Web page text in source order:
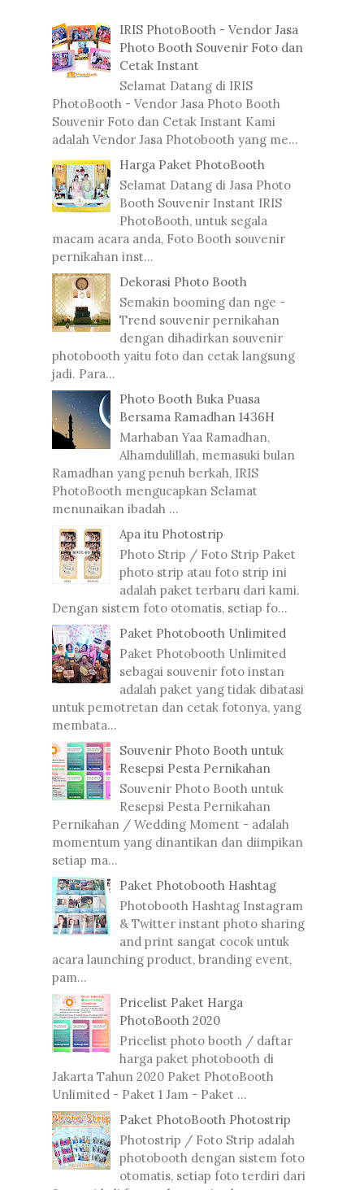
IRIS PhotoBooth - Vendor Jasa
Photo Booth Souvenir Foto dan
Cetak Instant
Selamat Datang di IRIS
PhotoBooth - Vendor Jasa Photo Booth
Souvenir Foto dan Cetak Instant Kami
adalah Vendor Jasa Photobooth yang me...
Harga Paket PhotoBooth
Selamat Datang di Jasa Photo
Booth Souvenir Instant IRIS
PhotoBooth, untuk segala
macam acara anda, Foto Booth souvenir
pernikahan inst...
Dekorasi Photo Booth
Semakin booming dan nge -
Trend souvenir pernikahan
dengan dihadirkan souvenir
photobooth yaitu foto dan cetak langsung
jadi. Para...
Photo Booth Buka Puasa
Bersama Ramadhan 1436H
Marhaban Yaa Ramadhan,
Alhamdulillah, memasuki bulan
Ramadhan yang penuh berkah, IRIS
PhotoBooth mengucapkan Selamat
menunaikan ibadah ...
Apa itu Photostrip
Photo Strip / Foto Strip Paket
photo strip atau foto strip ini
adalah paket terbaru dari kami.
Dengan sistem foto otomatis, setiap fo...
Paket Photobooth Unlimited
Paket Photobooth Unlimited
sebagai souvenir foto instan
adalah paket yang tidak dibatasi
untuk pemotretan dan cetak fotonya, yang
membata...
Souvenir Photo Booth untuk
Resepsi Pesta Pernikahan
Souvenir Photo Booth untuk
Resepsi Pesta Pernikahan
Pernikahan / Wedding Moment - adalah
momentum yang dinantikan dan diimpikan
setiap ma...
Paket Photobooth Hashtag
Photobooth Hashtag Instagram
& Twitter instant photo sharing
and print sangat cocok untuk
acara launching product, branding event,
pam...
Pricelist Paket Harga
PhotoBooth 2020
Pricelist photo booth / daftar
harga paket photobooth di
Jakarta Tahun 2020 Paket PhotoBooth
Unlimited - Paket 1 Jam - Paket ...
Paket PhotoBooth Photostrip
Photostrip / Foto Strip adalah
photobooth dengan sistem foto
otomatis, setiap foto terdiri dari